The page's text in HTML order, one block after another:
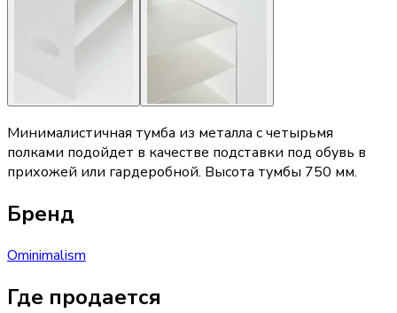
Минималистичная тумба из металла с четырьмя
полками подойдет в качестве подставки под обувь в
прихожей или гардеробной. Высота тумбы 750 мм.
Бренд
Ominimalism
Где продается